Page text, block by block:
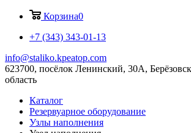
Корзина0
+7 (343) 343-01-13
info@staliko.kpeatop.com
623700, посёлок Ленинский, 30А,
область
Каталог
Резервуарное оборудование
Узлы наполнения